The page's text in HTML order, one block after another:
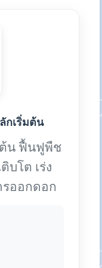
กเริ่มต้น
ต้น ฟื้นฟูพืช
บโต เร่ง
ออกดอก